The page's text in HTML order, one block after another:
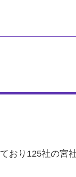
おり125社の宮